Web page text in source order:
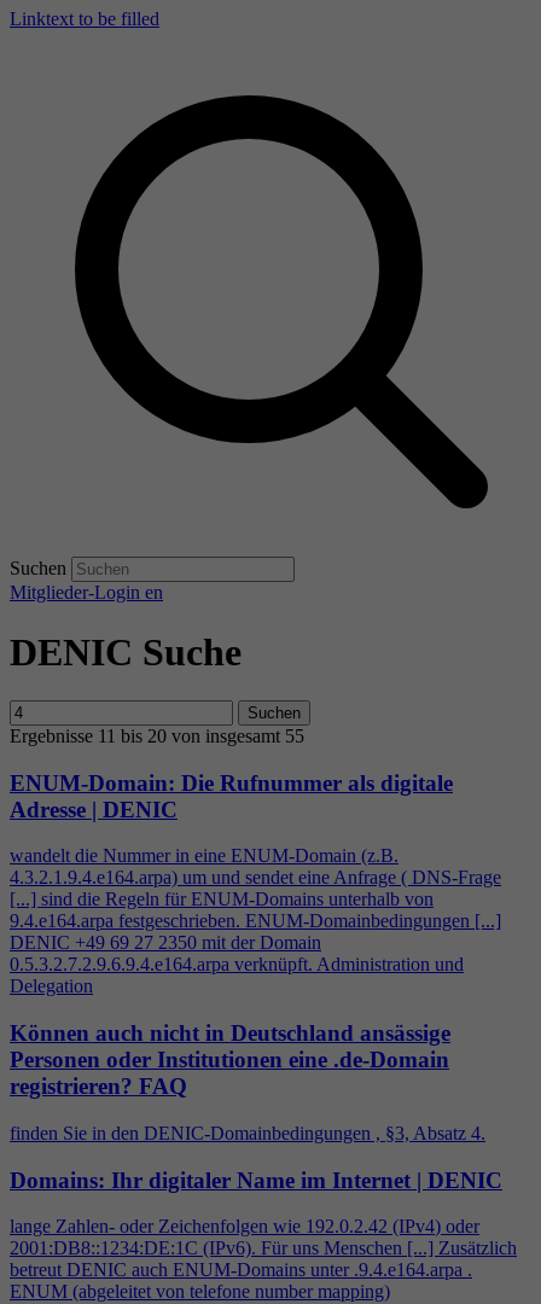
Linktext to be filled
Suchen
Mitglieder-Login en
DENIC Suche
Suchen
Ergebnisse 11 bis 20 von insgesamt 55
ENUM-Domain: Die Rufnummer als digitale
Adresse | DENIC
wandelt die Nummer in eine ENUM-Domain (z.B.
4.3.2.1.9.4.e164.arpa) um und sendet eine Anfrage ( DNS-Frage
[...] sind die Regeln für ENUM-Domains unterhalb von
9.4.e164.arpa festgeschrieben. ENUM-Domainbedingungen [...]
DENIC +49 69 27 2350 mit der Domain
0.5.3.2.7.2.9.6.9.4.e164.arpa verknüpft. Administration und
Delegation
Können auch nicht in Deutschland ansässige
Personen oder Institutionen eine .de-Domain
registrieren? FAQ
finden Sie in den DENIC-Domainbedingungen , §3, Absatz 4.
Domains: Ihr digitaler Name im Internet | DENIC
lange Zahlen- oder Zeichenfolgen wie 192.0.2.42 (IPv4) oder
2001:DB8::1234:DE:1C (IPv6). Für uns Menschen [...] Zusätzlich
betreut DENIC auch ENUM-Domains unter .9.4.e164.arpa .
ENUM (abgeleitet von telefone number mapping)